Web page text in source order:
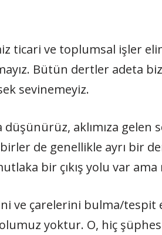
ve toplumsal işler
Bütün dertler adeta
sevinemeyiz.
aklımıza gelen
de genellikle ayrı bir
bir çıkış yolu var ama
ve çarelerini bulma/tespit
yoktur. O, hiç